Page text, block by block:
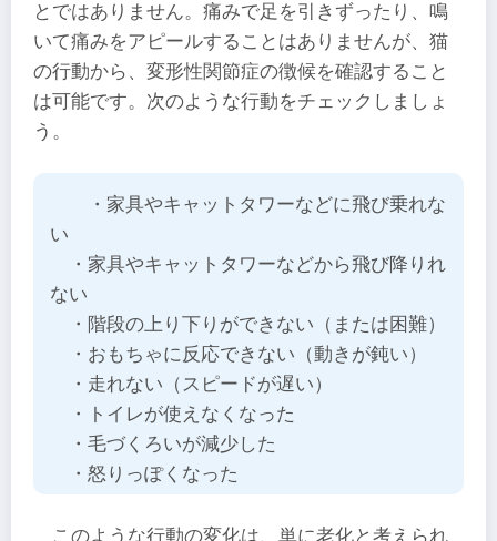
とではありません。痛みで足を引きずったり、鳴
いて痛みをアピールすることはありませんが、猫
の行動から、変形性関節症の徴候を確認すること
は可能です。次のような行動をチェックしましょ
う。
・家具やキャットタワーなどに飛び乗れな
い
・家具やキャットタワーなどから飛び降りれ
ない
・階段の上り下りができない（または困難）
・おもちゃに反応できない（動きが鈍い）
・走れない（スピードが遅い）
・トイレが使えなくなった
・毛づくろいが減少した
・怒りっぽくなった
このような行動の変化は、単に老化と考えられ